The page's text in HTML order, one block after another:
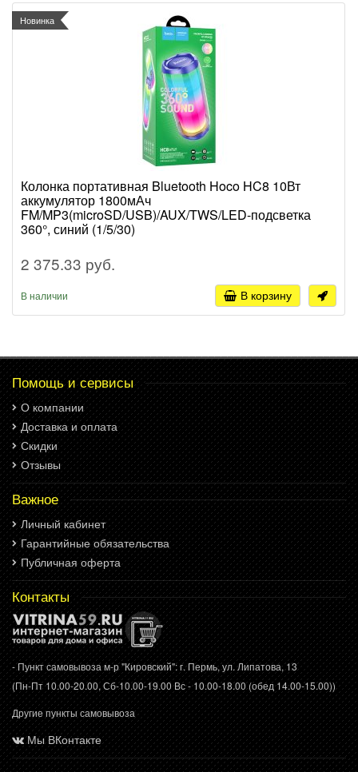
Новинка
Колонка портативная Bluetooth Hoco HC8 10Вт
аккумулятор 1800мАч
FM/MP3(microSD/USB)/AUX/TWS/LED-подсветка
360°, синий (1/5/30)
2 375.33 руб.
В наличии В корзину
Помощь и сервисы
О компании
Доставка и оплата
Скидки
Отзывы
Важное
Личный кабинет
Гарантийные обязательства
Публичная оферта
Контакты
- Пункт самовывоза м-р "Кировский": г. Пермь, ул. Липатова, 13
(Пн-Пт 10.00-20.00, Сб-10.00-19.00 Вс - 10.00-18.00 (обед 14.00-15.00))
Другие пункты самовывоза
Мы ВКонтакте